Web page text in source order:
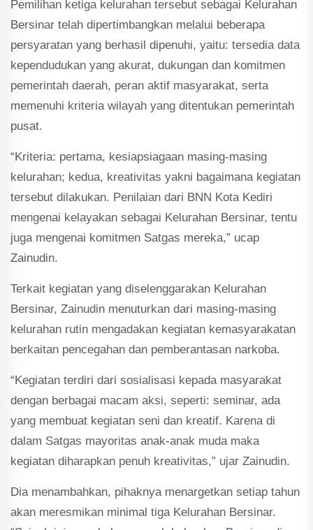
Pemilihan ketiga kelurahan tersebut sebagai Kelurahan
Bersinar telah dipertimbangkan melalui beberapa
persyaratan yang berhasil dipenuhi, yaitu: tersedia data
kependudukan yang akurat, dukungan dan komitmen
pemerintah daerah, peran aktif masyarakat, serta
memenuhi kriteria wilayah yang ditentukan pemerintah
pusat.
“Kriteria: pertama, kesiapsiagaan masing-masing
kelurahan; kedua, kreativitas yakni bagaimana kegiatan
tersebut dilakukan. Penilaian dari BNN Kota Kediri
mengenai kelayakan sebagai Kelurahan Bersinar, tentu
juga mengenai komitmen Satgas mereka,” ucap
Zainudin.
Terkait kegiatan yang diselenggarakan Kelurahan
Bersinar, Zainudin menuturkan dari masing-masing
kelurahan rutin mengadakan kegiatan kemasyarakatan
berkaitan pencegahan dan pemberantasan narkoba.
“Kegiatan terdiri dari sosialisasi kepada masyarakat
dengan berbagai macam aksi, seperti: seminar, ada
yang membuat kegiatan seni dan kreatif. Karena di
dalam Satgas mayoritas anak-anak muda maka
kegiatan diharapkan penuh kreativitas,” ujar Zainudin.
Dia menambahkan, pihaknya menargetkan setiap tahun
akan meresmikan minimal tiga Kelurahan Bersinar.